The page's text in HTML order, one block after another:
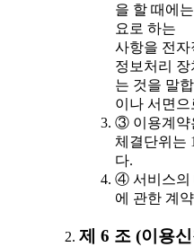
을 할 때에
요로 하는
사항을 전
정보처리
는 것을 말
이나 서면
③ 이용계약
체결단위는
다.
④ 서비스의
에 관한 계
제 6 조 (이용